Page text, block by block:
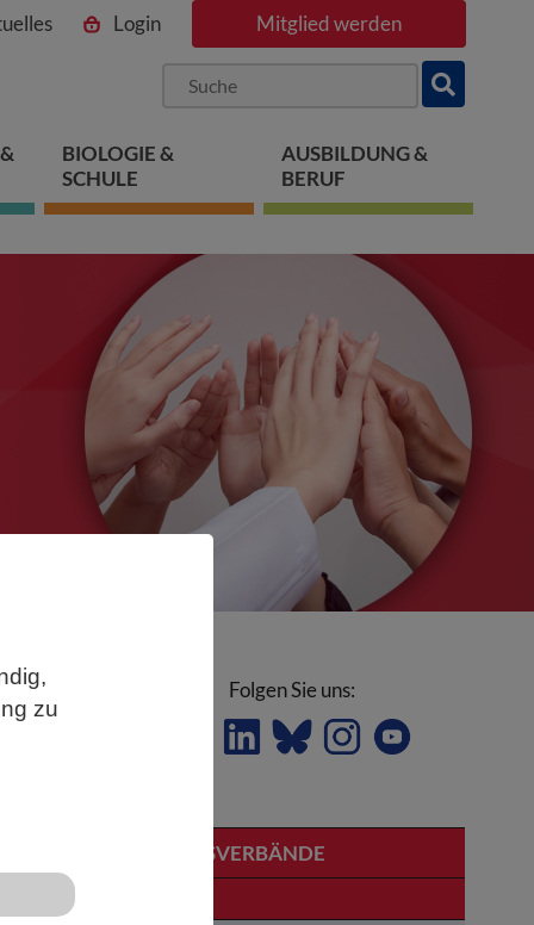
zu
Login Mitglied werden
BIOLOGIE &
SCHULE
AUSBILDUNG &
BERUF
Folgen Sie uns:
LANDESVERBÄNDE